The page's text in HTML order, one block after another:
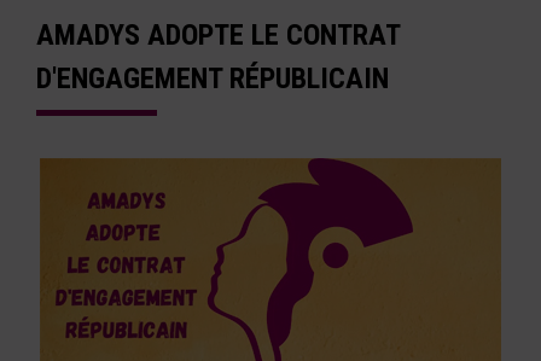
AMADYS ADOPTE LE CONTRAT
D'ENGAGEMENT RÉPUBLICAIN